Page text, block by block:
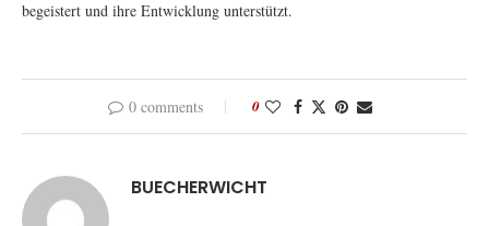
begeistert und ihre Entwicklung unterstützt.
0 comments 0
BUECHERWICHT